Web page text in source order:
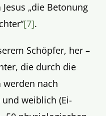
„die Betonung
[7].
Schöpfer, her –
die durch die
werden nach
weiblich (Ei-